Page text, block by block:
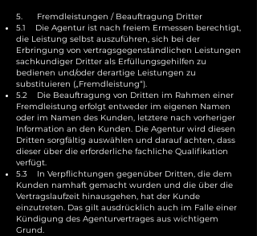
5. Fremdleistungen / Beauftragung Dritter
5.1 Die Agentur ist nach freiem Ermessen berechtigt,
die Leistung selbst auszuführen, sich bei der
Erbringung von vertragsgegenständlichen Leistungen
sachkundiger Dritter als Erfüllungsgehilfen zu
bedienen und/oder derartige Leistungen zu
substituieren („Fremdleistung“).
5.2 Die Beauftragung von Dritten im Rahmen einer
Fremdleistung erfolgt entweder im eigenen Namen
oder im Namen des Kunden, letztere nach vorheriger
Information an den Kunden. Die Agentur wird diesen
Dritten sorgfältig auswählen und darauf achten, dass
dieser über die erforderliche fachliche Qualifikation
verfügt.
5.3 In Verpflichtungen gegenüber Dritten, die dem
Kunden namhaft gemacht wurden und die über die
Vertragslaufzeit hinausgehen, hat der Kunde
einzutreten. Das gilt ausdrücklich auch im Falle einer
Kündigung des Agenturvertrages aus wichtigem
Grund.